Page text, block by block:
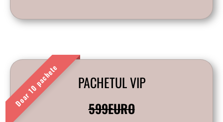
a
PACHETUL VIP
599EURO